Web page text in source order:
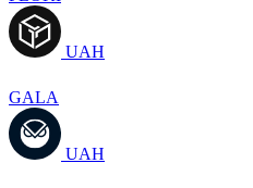
UAH
GALA
UAH